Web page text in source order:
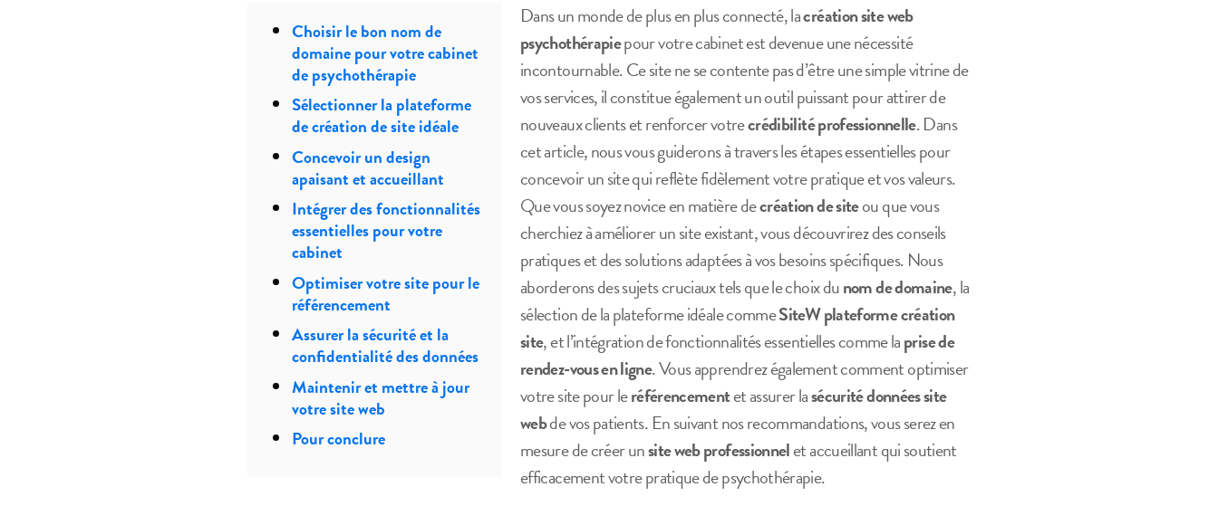
Choisir le bon nom de
domaine pour votre cabinet
de psychothérapie
Sélectionner la plateforme
de création de site idéale
Concevoir un design
apaisant et accueillant
Intégrer des fonctionnalités
essentielles pour votre
cabinet
Optimiser votre site pour le
référencement
Assurer la sécurité et la
confidentialité des données
Maintenir et mettre à jour
votre site web
Pour conclure
Dans un monde de plus en plus connecté, lacréation site web
psychothérapiepour votre cabinet est devenue une nécessité
incontournable. Ce site ne se contente pas d’être une simple vitrine de
vos services, il constitue également un outil puissant pour attirer de
nouveaux clients et renforcer votrecrédibilité professionnelle. Dans
cet article, nous vous guiderons à travers les étapes essentielles pour
concevoir un site qui reflète fidèlement votre pratique et vos valeurs.
Que vous soyez novice en matière decréation de siteou que vous
cherchiez à améliorer un site existant, vous découvrirez des conseils
pratiques et des solutions adaptées à vos besoins spécifiques. Nous
aborderons des sujets cruciaux tels que le choix dunom de domaine, la
sélection de la plateforme idéale commeSiteW plateforme création
site, et l’intégration de fonctionnalités essentielles comme laprise de
rendez-vous en ligne. Vous apprendrez également comment optimiser
votre site pour leréférencementet assurer lasécurité données site
webde vos patients. En suivant nos recommandations, vous serez en
mesure de créer unsite web professionnelet accueillant qui soutient
efficacement votre pratique de psychothérapie.